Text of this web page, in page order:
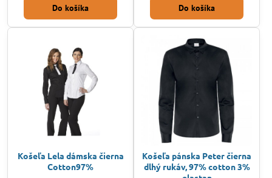
Do košíka Do košíka
Košeľa Lela dámska čierna
Cotton97%
Košeľa pánska Peter čierna
dlhý rukáv, 97% cotton 3%